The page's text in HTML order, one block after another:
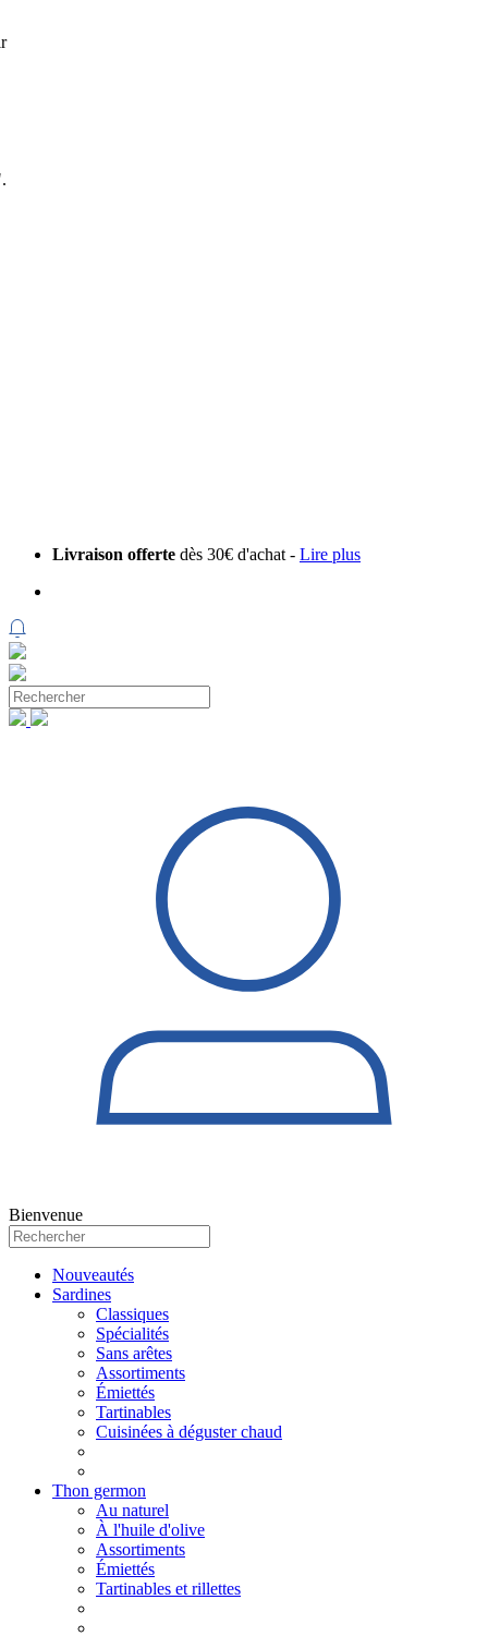
Livraison offerte dès 30€ d'achat - Lire plus
Bienvenue
Nouveautés
Sardines
Classiques
Spécialités
Sans arêtes
Assortiments
Émiettés
Tartinables
Cuisinées à déguster chaud
Thon germon
Au naturel
À l'huile d'olive
Assortiments
Émiettés
Tartinables et rillettes